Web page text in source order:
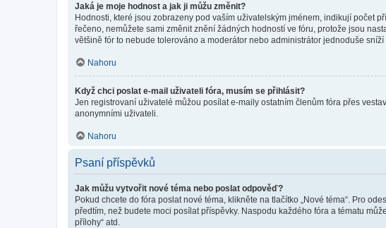
Jaká je moje hodnost a jak ji můžu změnit?
Hodnosti, které jsou zobrazeny pod vaším uživatelským jménem, indikují počet
řečeno, nemůžete sami změnit znění žádných hodností ve fóru, protože jsou
většině fór to nebude tolerováno a moderátor nebo administrátor jednoduše sníží
Nahoru
Když chci poslat e-mail uživateli fóra, musím se přihlásit?
Jen registrovaní uživatelé můžou posílat e-maily ostatním členům fóra přes
anonymními uživateli.
Nahoru
Psaní příspěvků
Jak můžu vytvořit nové téma nebo poslat odpověď?
Pokud chcete do fóra poslat nové téma, klikněte na tlačítko „Nové téma“. Pro
předtím, než budete moci posílat příspěvky. Naspodu každého fóra a tématu
přílohy“ atd.